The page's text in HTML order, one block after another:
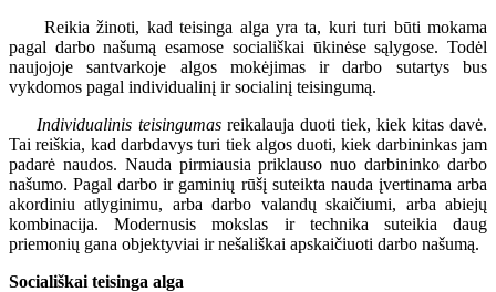
Reikia žinoti, kad teisinga alga yra ta, kuri turi būti mokama
pagal darbo našumą esamose sociališkai ūkinėse sąlygose. Todėl
naujojoje santvarkoje algos mokėjimas ir darbo sutartys bus
vykdomos pagal individualinį ir socialinį teisingumą.
Individualinis teisingumasreikalauja duoti tiek, kiek kitas davė.
Tai reiškia, kad darbdavys turi tiek algos duoti, kiek darbininkas jam
padarė naudos. Nauda pirmiausia priklauso nuo darbininko darbo
našumo. Pagal darbo ir gaminių rūšį suteikta nauda įvertinama arba
akordiniu atlyginimu, arba darbo valandų skaičiumi, arba abiejų
kombinacija. Modernusis mokslas ir technika suteikia daug
priemonių gana objektyviai ir nešališkai apskaičiuoti darbo našumą.
Sociališkai teisinga alga